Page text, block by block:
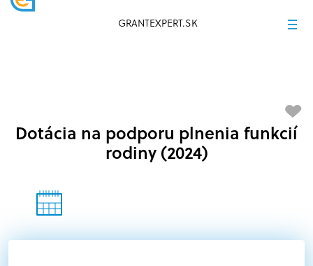
GRANTEXPERT.SK
Dotácia na podporu plnenia funkcií
rodiny (2024)